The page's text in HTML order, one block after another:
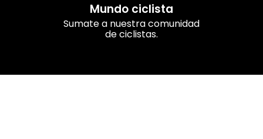
Mundo ciclista
Sumate a nuestra comunidad
de ciclistas.